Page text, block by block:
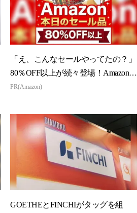
「え、こんなセールやってたの？」
80％OFF以上が続々登場！Amazonの
本気が...
PR(Amazon)
GOETHEとFINCHIがタッグを組